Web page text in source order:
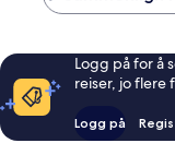
Logg på for å
reiser, jo flere
Logg på